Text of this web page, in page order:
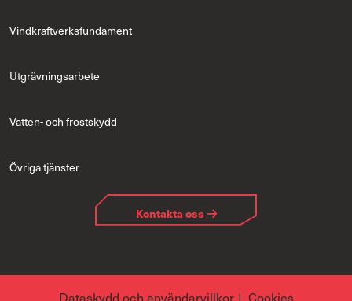
Vindkraftverksfundament
Utgrävningsarbete
Vatten- och frostskydd
Övriga tjänster
Kontakta oss
Dataskydd och användarvillkor
Cookies